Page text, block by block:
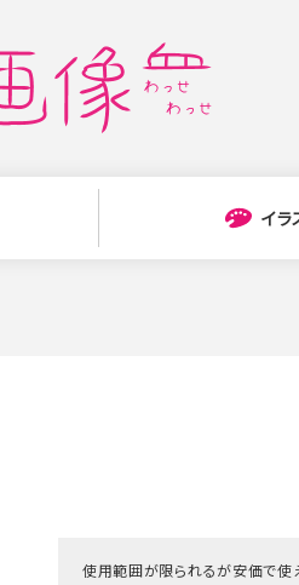
イラ
使用範囲が限られるが安価で使